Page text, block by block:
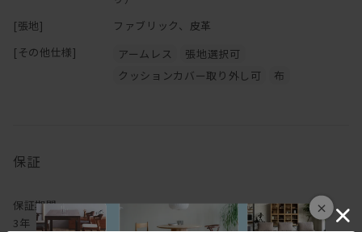
×
ご希望の場合は
お問い合わせ ください。
[張地]
ファブリック、皮革
[その他仕様]
アームレス
張地選択可
クッションカバー取り外し可
布
保証
保証期間
3年